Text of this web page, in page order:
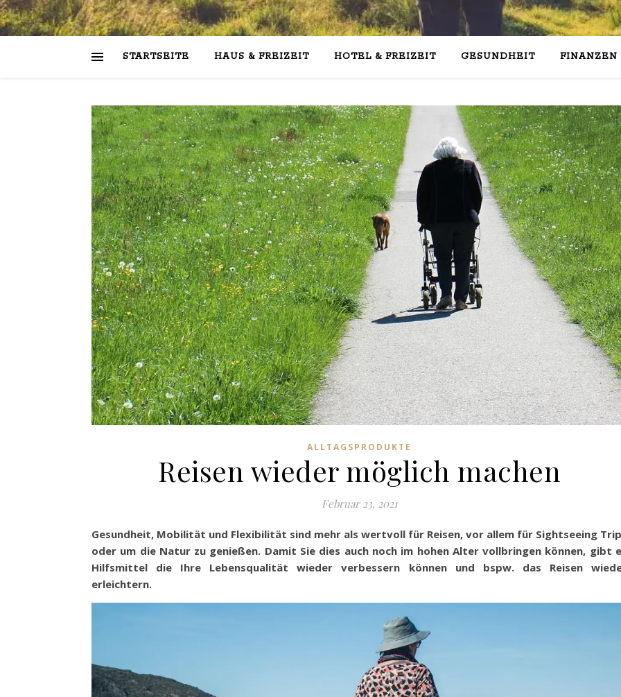
STARTSEITE HAUS & FREIZEIT HOTEL & FREIZEIT GESUNDHEIT FINANZEN
ALLTAGSPRODUKTE
Reisen wieder möglich machen
Februar 23, 2021
Gesundheit, Mobilität und Flexibilität sind mehr als wertvoll für Reisen, vor allem für Sightseeing
oder um die Natur zu genießen. Damit Sie dies auch noch im hohen Alter vollbringen können, gibt
Hilfsmittel die Ihre Lebensqualität wieder verbessern können und bspw. das Reisen
erleichtern.